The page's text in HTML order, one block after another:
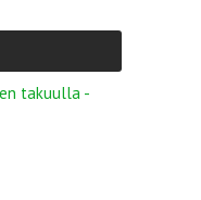
takuulla -